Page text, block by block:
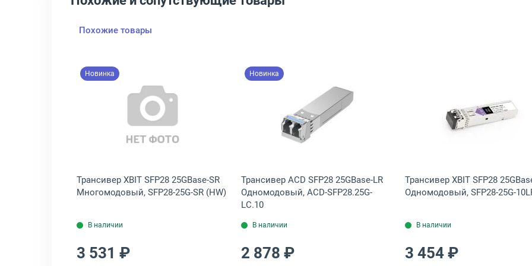
Похожие товары
EX Одномодовый, ACD-SFP-EX1550.40
товар: Трансивер FiberTrade SFP PLUS 10GBase-SR Многомодовый, FT-SFP+-SR-0.5-D (CS)
Новинка
Открыть товар: Трансивер XBIT SFP28 25GBase-SR Многомодовый, SFP28-25G-SR (HW)
Трансивер XBIT SFP28 25GBase-SR
Многомодовый, SFP28-25G-SR (HW)
В наличии
3 531 ₽
Новинка
Открыть товар: Трансивер ACD SFP28 25GBase-LR
Трансивер ACD SFP28 25GBase-LR
Одномодовый, ACD-SFP28.25G-
LC.10
В наличии
2 878 ₽
Открыть
Трансивер XBIT SFP28
Одномодовый, SFP28-25G-
В наличии
3 454 ₽